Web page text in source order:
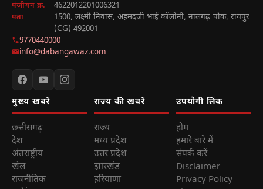
पंजीयन क्र. 4622012201006321
पता
1500, लक्ष्मी निवास, अहमदजी भाई कॉलोनी, नालगढ़ चौक, रायपुर
(CG) 492001
9770440000
info@dabangawaz.com
मुख्य खबरें
छत्तीसगढ़
देश
अंतराष्ट्रीय
खेल
राजनीतिक
राज्य की खबरें
राज्य
मध्य प्रदेश
उत्तर प्रदेश
झारखंड
हरियाणा
उपयोगी लिंक
होम
हमारे बारे में
संपर्क करें
Disclaimer
Privacy Policy